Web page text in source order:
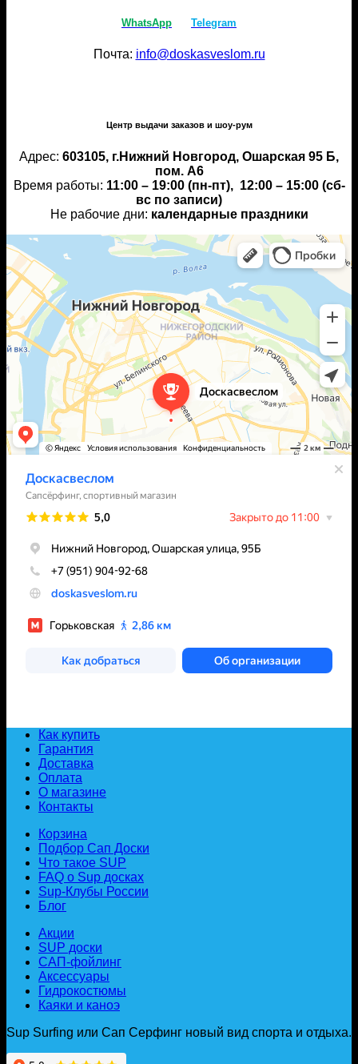
WhatsApp Telegram
Почта: info@doskasveslom.ru
Центр выдачи заказов и шоу-рум
Адрес: 603105, г.Нижний Новгород, Ошарская 95 Б,
пом. А6
Время работы: 11:00 – 19:00 (пн-пт), 12:00 – 15:00 (сб-
вс по записи)
Не рабочие дни: календарные праздники
Как купить
Гарантия
Доставка
Оплата
О магазине
Контакты
Корзина
Подбор Сап Доски
Что такое SUP
FAQ о Sup досках
Sup-Клубы России
Блог
Акции
SUP доски
САП-фойлинг
Аксессуары
Гидрокостюмы
Каяки и каноэ
Sup Surfing или Сап Серфинг новый вид спорта и отдыха.